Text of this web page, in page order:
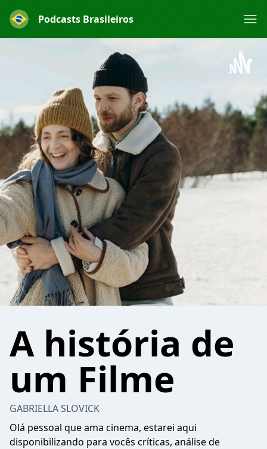
Podcasts Brasileiros
A história de
um Filme
GABRIELLA SLOVICK
Olá pessoal que ama cinema, estarei aqui
disponibilizando para vocês críticas, análise de